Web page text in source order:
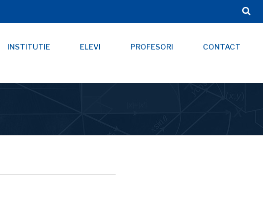
INSTITUTIE ELEVI PROFESORI CONTACT